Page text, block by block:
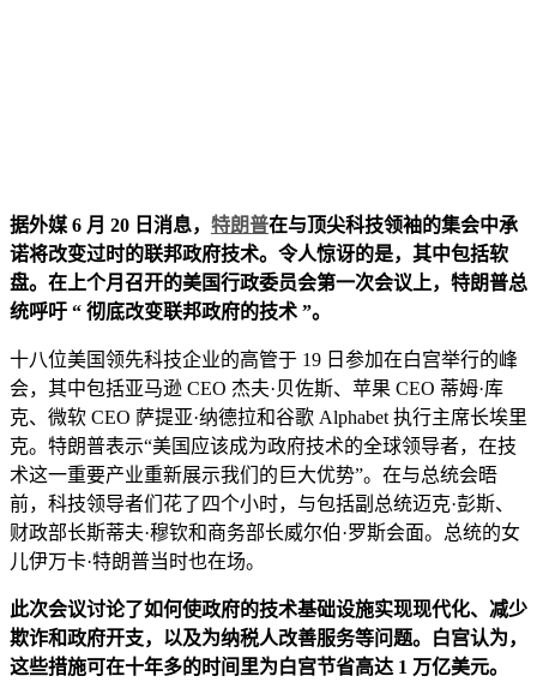
据外媒 6 月 20 日消息， 特朗普在与顶尖科技领袖的集会中承
诺将改变过时的联邦政府技术。令人惊讶的是，其中包括软
盘。在上个月召开的美国行政委员会第一次会议上，特朗普总
统呼吁 “ 彻底改变联邦政府的技术 ”。
十八位美国领先科技企业的高管于 19 日参加在白宫举行的峰
会，其中包括亚马逊 CEO 杰夫·贝佐斯、苹果 CEO 蒂姆·库
克、微软 CEO 萨提亚·纳德拉和谷歌 Alphabet 执行主席长埃里
克。特朗普表示“美国应该成为政府技术的全球领导者，在技
术这一重要产业重新展示我们的巨大优势”。在与总统会晤
前，科技领导者们花了四个小时，与包括副总统迈克·彭斯、
财政部长斯蒂夫·穆钦和商务部长威尔伯·罗斯会面。总统的女
儿伊万卡·特朗普当时也在场。
此次会议讨论了如何使政府的技术基础设施实现现代化、减少
欺诈和政府开支，以及为纳税人改善服务等问题。白宫认为，
这些措施可在十年多的时间里为白宫节省高达 1 万亿美元。